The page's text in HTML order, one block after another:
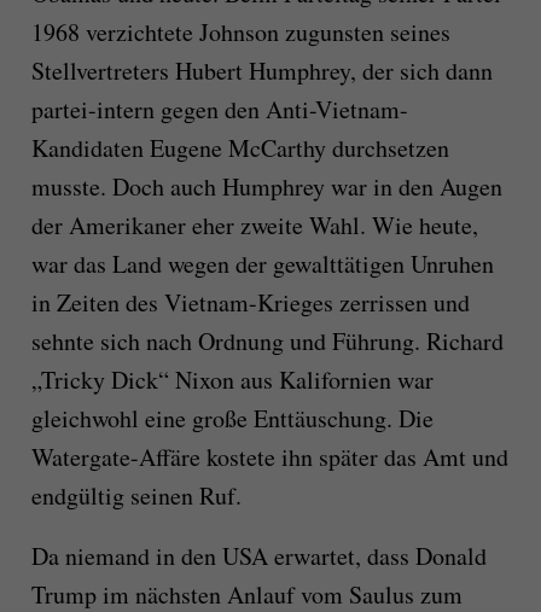
1968 verzichtete Johnson zugunsten seines
Stellvertreters Hubert Humphrey, der sich dann
partei-intern gegen den Anti-Vietnam-
Kandidaten Eugene McCarthy durchsetzen
musste. Doch auch Humphrey war in den Augen
der Amerikaner eher zweite Wahl. Wie heute,
war das Land wegen der gewalttätigen Unruhen
in Zeiten des Vietnam-Krieges zerrissen und
sehnte sich nach Ordnung und Führung. Richard
„Tricky Dick“ Nixon aus Kalifornien war
gleichwohl eine große Enttäuschung. Die
Watergate-Affäre kostete ihn später das Amt und
endgültig seinen Ruf.
Da niemand in den USA erwartet, dass Donald
Trump im nächsten Anlauf vom Saulus zum